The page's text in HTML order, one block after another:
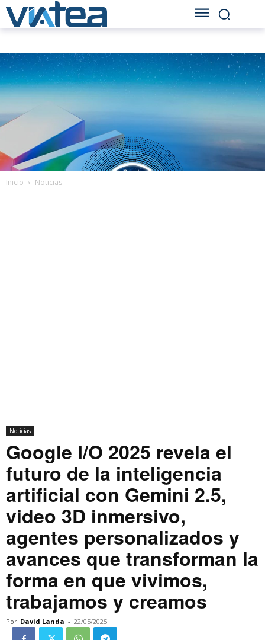
Inicio Noticias
Noticias
Google I/O 2025 revela el
futuro de la inteligencia
artificial con Gemini 2.5,
video 3D inmersivo,
agentes personalizados y
avances que transforman la
forma en que vivimos,
trabajamos y creamos
Por David Landa - 22/05/2025